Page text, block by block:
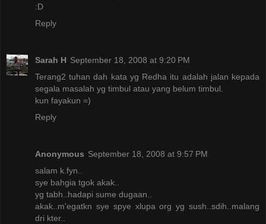
:D
Reply
Sarah H September 18, 2008 at 9:20 PM
Terang2 tuhan dah kata yg Redha itu adalah jalan kepada
segala masalah yg timbul atau yang belum timbul.
kun fayakun =)
Reply
Anonymous September 18, 2008 at 9:57 PM
salam k.fyn..
sye bahgia tgok akak..
yg tabh..hadapi sume dugaan..
akak..m'egatkn sye spye xlupa org yg sush..sdih..malang
dri kter..